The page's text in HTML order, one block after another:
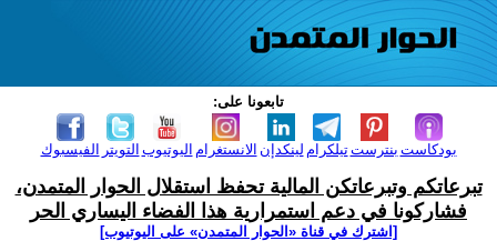
تابعونا على:
الفيسبوك التويتر اليوتيوب الانستغرام لينكدإن تيلكرامبنترست بودكاست
تبرعاتكم وتبرعاتكن المالية تحفظ استقلال الحوار المتمدن،
فشاركونا في دعم استمرارية هذا الفضاء اليساري الحر
[اشترك في قناة ‫«الحوار المتمدن» على اليوتيوب]